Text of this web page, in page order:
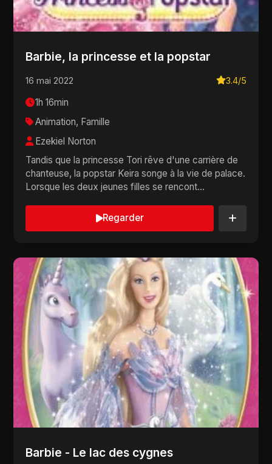
Barbie, la princesse et la popstar
16 mai 2022 3.4/5
1h 16min
Animation, Famille
Ezekiel Norton
Tandis que la princesse Tori rêve d'une carrière de
chanteuse, la popstar Keira songe à la vie de palace.
Lorsque les deux jeunes filles se rencont...
Regarder
Barbie - Le lac des cygnes